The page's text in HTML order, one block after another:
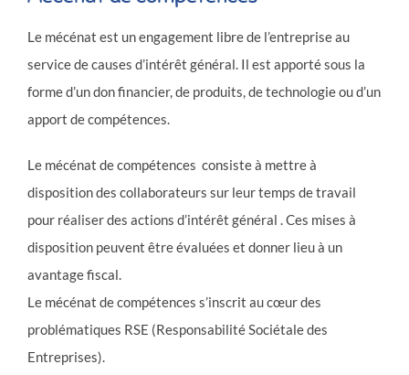
Le mécénat est un engagement libre de l’entreprise au
service de causes d’intérêt général. Il est apporté sous la
forme d’un don financier, de produits, de technologie ou d’un
apport de compétences.
Le mécénat de compétences consiste à mettre à
disposition des collaborateurs sur leur temps de travail
pour réaliser des actions d’intérêt général . Ces mises à
disposition peuvent être évaluées et donner lieu à un
avantage fiscal.
Le mécénat de compétences s’inscrit au cœur des
problématiques RSE (Responsabilité Sociétale des
Entreprises).